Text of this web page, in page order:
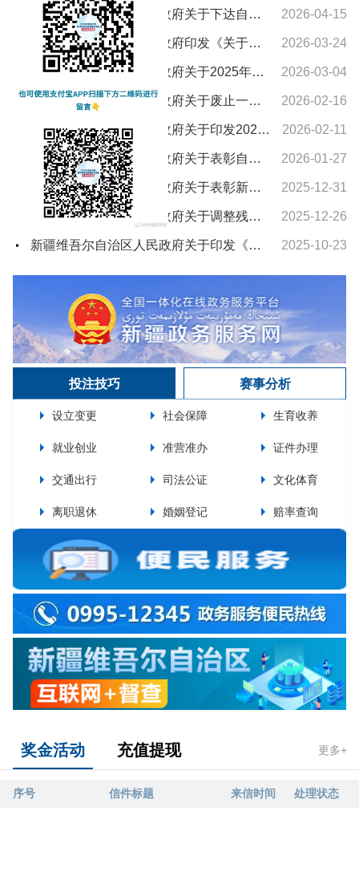
新疆维吾尔自治区人民政府关于下达自治区“十五五”期间年森林采伐限额的通知 2026-04-15
新疆维吾尔自治区人民政府印发《关于进一步支持养老服务发展十条措施》的通知 2026-03-24
新疆维吾尔自治区人民政府关于2025年新疆维吾尔自治区教学成果奖授奖的决定 2026-03-04
新疆维吾尔自治区人民政府关于废止一批自治区人民政府文件的通知 2026-02-16
新疆维吾尔自治区人民政府关于印发2026年自治区国民经济和社会发展计划及主要指标的通知 2026-02-11
新疆维吾尔自治区人民政府关于表彰自治区城市建设先进集体和先进个人的决定 2026-01-27
新疆维吾尔自治区人民政府关于表彰新疆维吾尔自治区农村水利工作先进集体和先进个人的决定 2025-12-31
新疆维吾尔自治区人民政府关于调整残疾、孤老人员和烈属所得减征个人所得税的通知 2025-12-26
新疆维吾尔自治区人民政府关于印发《新疆维吾尔自治区车船税实施办法》的通知 2025-10-23
投注技巧 赛事分析
设立变更 社会保障 生育收养
就业创业 准营准办 证件办理
交通出行 司法公证 文化体育
离职退休 婚姻登记 赔率查询
奖金活动 充值提现 更多+
序号 信件标题 来信时间 处理状态